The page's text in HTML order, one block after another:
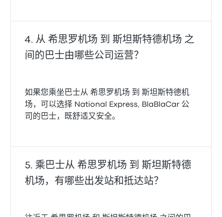
从 希思罗机场 到 斯坦斯特德机场 之
间的巴士由哪些公司运营？
如果您乘坐巴士从 希思罗机场 到 斯坦斯特德机
场，可以选择 National Express, BlaBlaCar 公
司的巴士，既舒适又安全。
乘巴士从 希思罗机场 到 斯坦斯特德
机场，有哪些出发站和抵达站？